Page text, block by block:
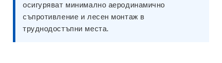
осигуряват минимално аеродинамично
съпротивление и лесен монтаж в
труднодостъпни места.